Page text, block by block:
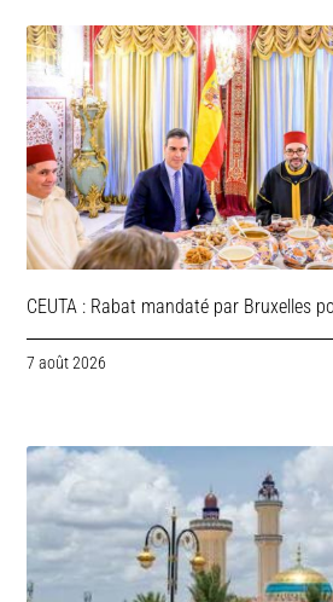
CEUTA : Rabat mandaté par Bruxelles
7 août 2026